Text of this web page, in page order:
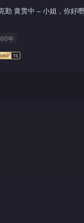
勤 黄贯中 – 小姐，你好嘢
年